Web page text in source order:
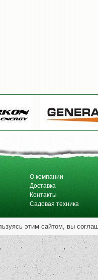
О компании
Доставка
Контакты
Садовая техника
этим сайтом, вы